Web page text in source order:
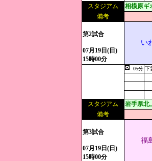
スタジアム
相模原ギ
備考
第2試合
07月19日(日)
15時00分
い
05分 下
スタジアム
岩手県北
備考
第3試合
07月19日(日)
15時00分
福